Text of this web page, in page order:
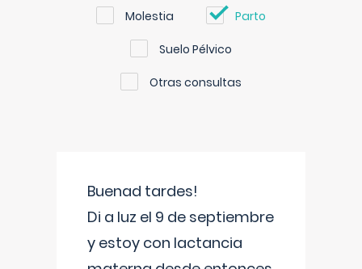
Molestia Parto
Suelo Pélvico
Otras consultas
Buenad tardes!
Di a luz el 9 de septiembre
y estoy con lactancia